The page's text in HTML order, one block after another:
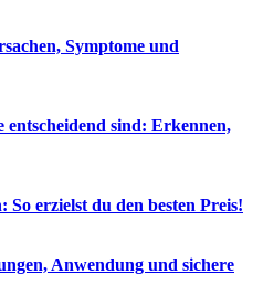
Symptome und
sind: Erkennen,
erzielst du den besten Preis!
Anwendung und sichere